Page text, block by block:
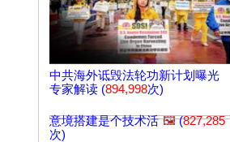
中共海外诋毁法轮功新计划曝光
专家解读 (894,998次)
意境搭建是个技术活 🖼️(827,285
次)